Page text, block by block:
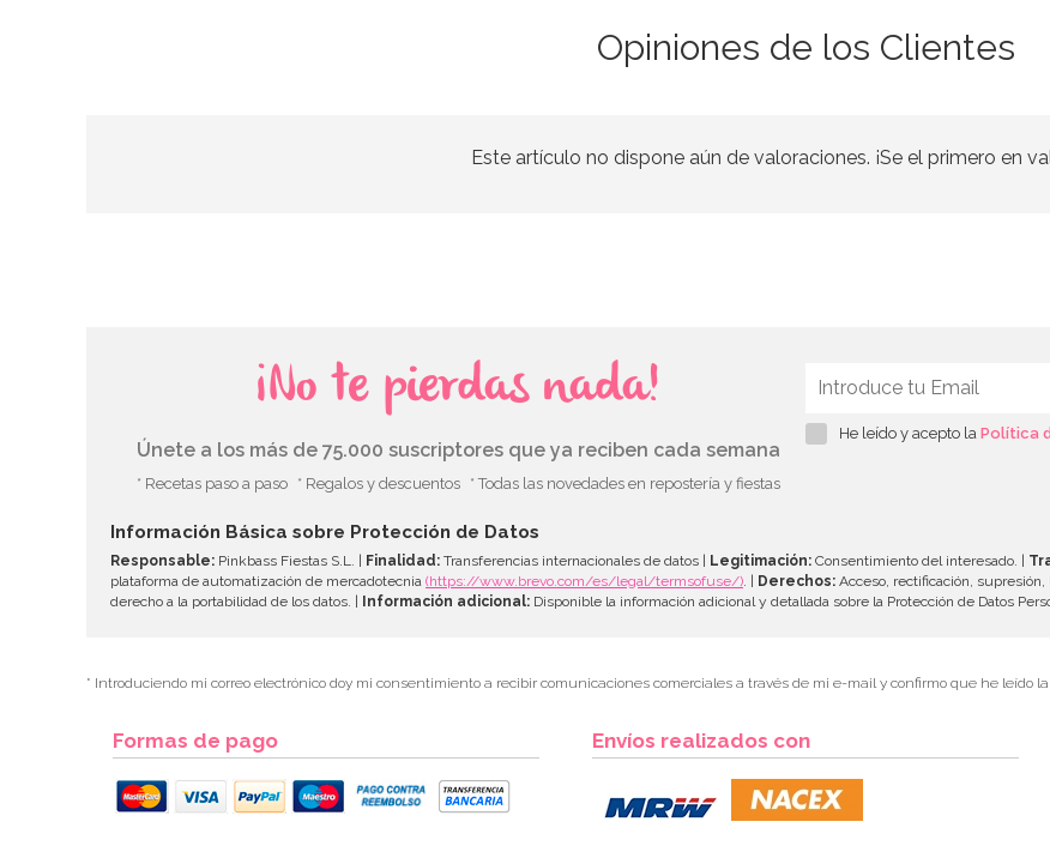
Opiniones de los Clientes
Este artículo no dispone aún de valoraciones. ¡Se el primero en
¡No te pierdas nada!
Únete a los más de 75.000 suscriptores que ya reciben cada semana
* Recetas paso a paso * Regalos y descuentos * Todas las novedades en repostería y fiestas
He leído y acepto la Política
Información Básica sobre Protección de Datos
Responsable: Pinkbass Fiestas S.L. | Finalidad: Transferencias internacionales de datos | Legitimación: Consentimiento del interesado. |
plataforma de automatización de mercadotecnia (https://www.brevo.com/es/legal/termsofuse/) . | Derechos: Acceso, rectificación,
derecho a la portabilidad de los datos. | Información adicional: Disponible la información adicional y detallada sobre la Protección de Datos
* Introduciendo mi correo electrónico doy mi consentimiento a recibir comunicaciones comerciales a través de mi e-mail y confirmo que he leído la
Formas de pago Envíos realizados con